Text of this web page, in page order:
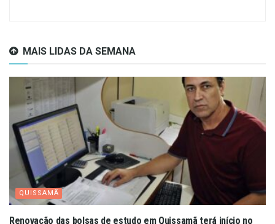
MAIS LIDAS DA SEMANA
QUISSAMÃ
Renovação das bolsas de estudo em Quissamã terá início no